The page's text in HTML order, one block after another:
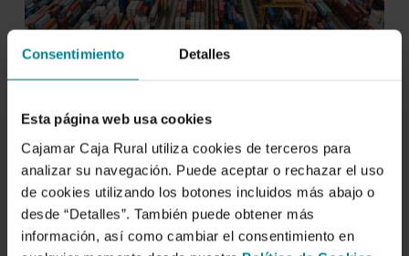
Consentimiento Detalles
Esta página web usa cookies
Cajamar Caja Rural utiliza cookies de terceros para
analizar su navegación. Puede aceptar o rechazar el uso
de cookies utilizando los botones incluidos más abajo o
desde “Detalles”. También puede obtener más
información, así como cambiar el consentimiento en